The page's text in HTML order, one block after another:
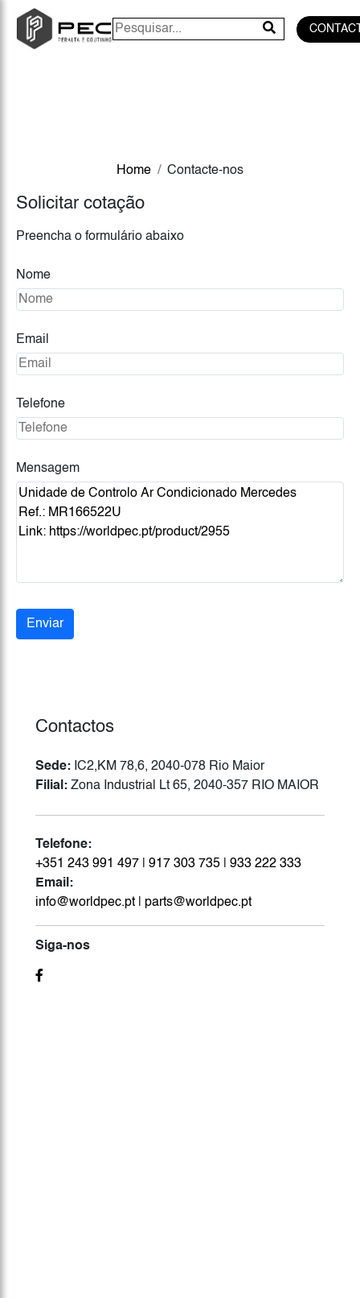
Home Contacte-nos
Solicitar cotação
Preencha o formulário abaixo
Nome
Email
Telefone
Mensagem
Enviar
Contactos
Sede: IC2,KM 78,6, 2040-078 Rio Maior
Filial: Zona Industrial Lt 65, 2040-357 RIO MAIOR
Telefone:
+351 243 991 497
917 303 735
933 222 333
Email:
info@worldpec.pt
parts@worldpec.pt
Siga-nos